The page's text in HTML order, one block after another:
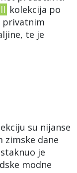
kolekcija po
privatnim
te je
su nijanse
zimske dane
je
modne